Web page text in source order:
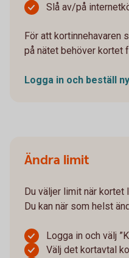
Slå av/på
För att kortinnehavaren
på nätet behöver kortet
Logga in och beställ
Ändra limit
Du väljer limit när
Du kan när som helst
Logga in och välj
Välj det kortavtal